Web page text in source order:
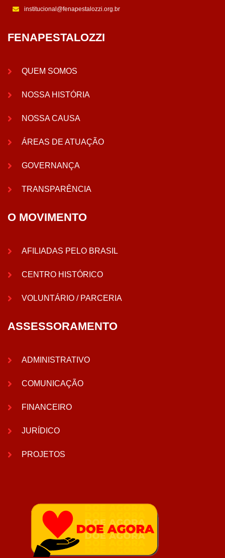
institucional@fenapestalozzi.org.br
FENAPESTALOZZI
QUEM SOMOS
NOSSA HISTÓRIA
NOSSA CAUSA
ÁREAS DE ATUAÇÃO
GOVERNANÇA
TRANSPARÊNCIA
O MOVIMENTO
AFILIADAS PELO BRASIL
CENTRO HISTÓRICO
VOLUNTÁRIO / PARCERIA
ASSESSORAMENTO
ADMINISTRATIVO
COMUNICAÇÃO
FINANCEIRO
JURÍDICO
PROJETOS